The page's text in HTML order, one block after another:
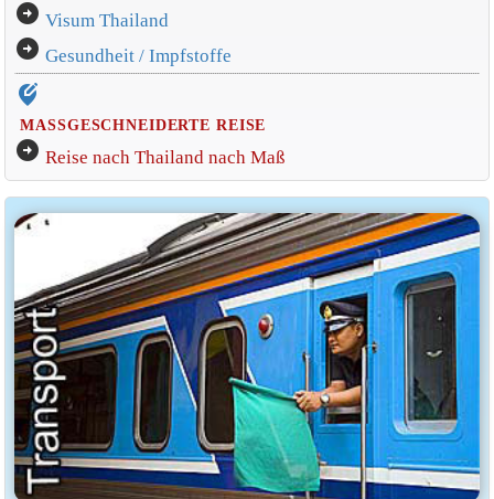
arrow_circle_right Visum Thailand
arrow_circle_right Gesundheit / Impfstoffe
edit_location_alt
MASSGESCHNEIDERTE REISE
arrow_circle_right Reise nach Thailand nach Maß